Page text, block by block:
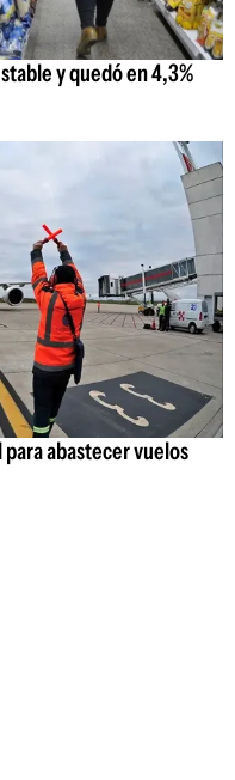
y quedó en 4,3%
abastecer vuelos